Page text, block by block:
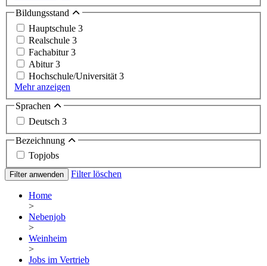
Bildungsstand
Hauptschule 3
Realschule 3
Fachabitur3
Abitur3
Hochschule/Universität 3
Mehr anzeigen
Sprachen
Deutsch 3
Bezeichnung
Topjobs
Filter anwenden Filter löschen
Home
>
Nebenjob
>
Weinheim
>
Jobs im Vertrieb